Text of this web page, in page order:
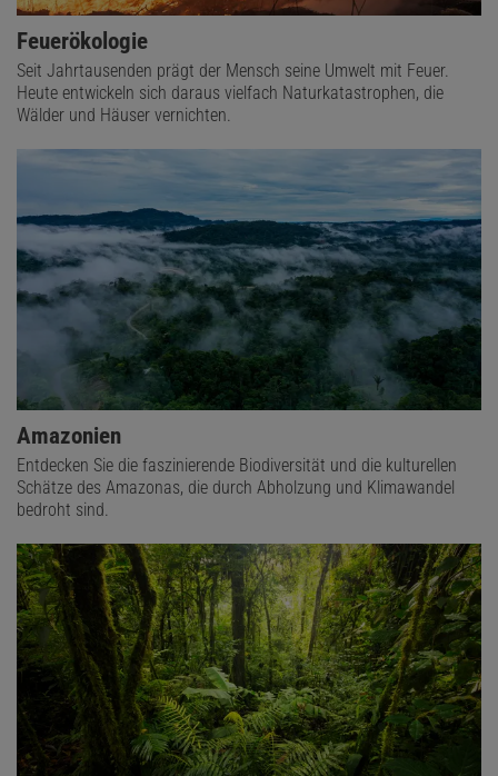
Feuerökologie
Seit Jahrtausenden prägt der Mensch seine Umwelt mit Feuer.
Heute entwickeln sich daraus vielfach Naturkatastrophen, die
Wälder und Häuser vernichten.
Amazonien
Entdecken Sie die faszinierende Biodiversität und die kulturellen
Schätze des Amazonas, die durch Abholzung und Klimawandel
bedroht sind.